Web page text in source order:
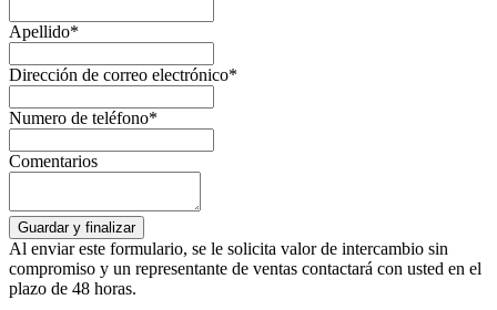
Apellido*
Dirección de correo electrónico*
Numero de teléfono*
Comentarios
Al enviar este formulario, se le solicita valor de intercambio sin
compromiso y un representante de ventas contactará con usted en el
plazo de 48 horas.